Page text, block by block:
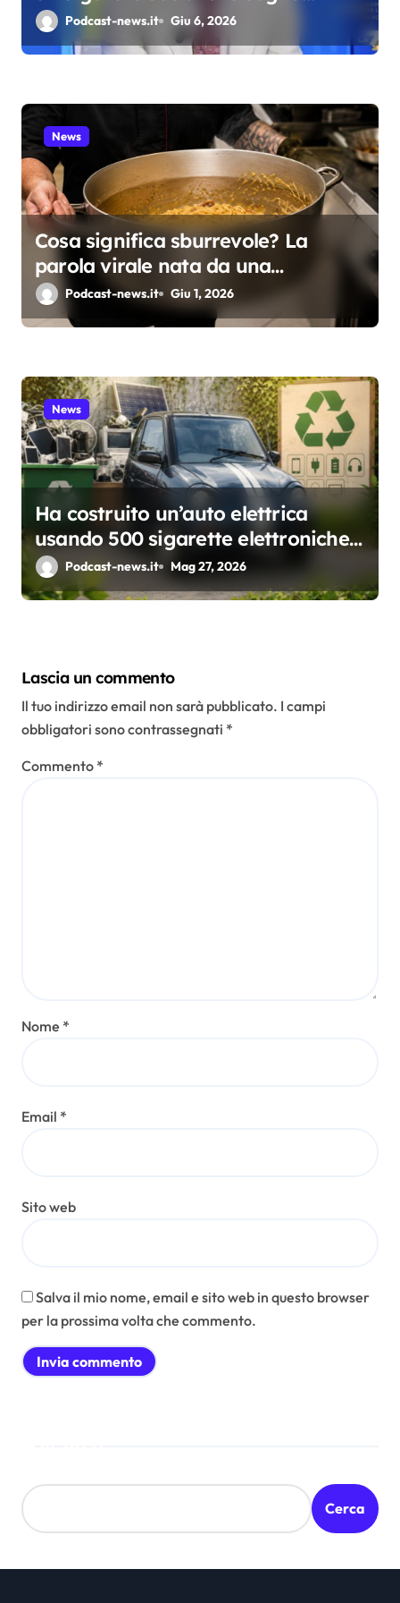
i
o
l
i
Berlinguer e predica l’ordinarietà
Podcast-news.it Giu 6, 2026
News
Cosa significa sburrevole? La
parola virale nata da una
spadellata di carbonara
Podcast-news.it Giu 1, 2026
News
Ha costruito un’auto elettrica
usando 500 sigarette elettroniche
usa e getta: il test che apre una
riflessione sul riciclo
Podcast-news.it Mag 27, 2026
Lascia un commento
Il tuo indirizzo email non sarà pubblicato. I campi
obbligatori sono contrassegnati *
Commento *
Nome *
Email *
Sito web
Salva il mio nome, email e sito web in questo browser
per la prossima volta che commento.
Cerca